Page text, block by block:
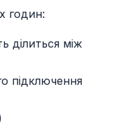
годин:
ділиться між
підключення